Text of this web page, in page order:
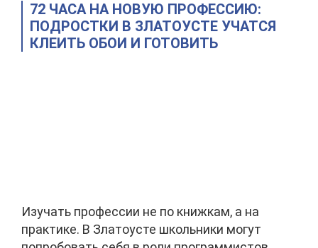
72 ЧАСА НА НОВУЮ ПРОФЕССИЮ:
ПОДРОСТКИ В ЗЛАТОУСТЕ УЧАТСЯ
КЛЕИТЬ ОБОИ И ГОТОВИТЬ
Изучать профессии не по книжкам, а на
практике. В Златоусте школьники могут